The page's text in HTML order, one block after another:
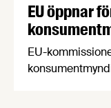
EU öppnar
EU-